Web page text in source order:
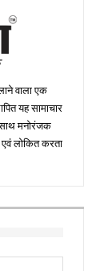
वाला एक
यह सामाचार
मनोरंजक
लोकित करता